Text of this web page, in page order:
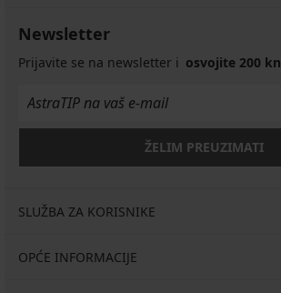
Ammy
32,99
Grudnjak
podstavljeni
€
GET20
Alexandra
nepodstavljen
za
41,99
Power
Lace
za
nepodstav...
34,29
48,99
€
GET20
Newsletter
Prijavite se na newsletter i osvojite 200 kn
ŽELIM PREUZIMATI
SLUŽBA ZA KORISNIKE
OPĆE INFORMACIJE